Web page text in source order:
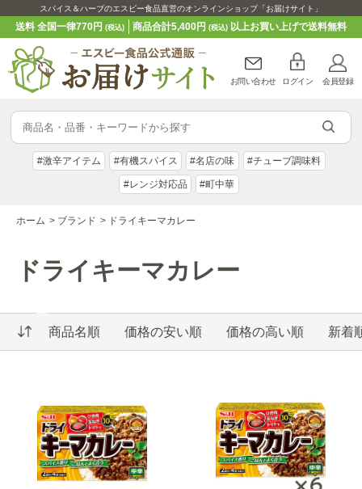
スパイス＆ハーブのエスビー食品直営のオンラインショップ「お届けサイト」
送料 全国一律770円(税込) 商品合計5,400円 (税込)以上お買い上げで送料無料
お問い合わせ ログイン 会員登録
#激辛アイテム #有機スパイス #名店の味 #チューブ調味料
#レンジ対応品 #町中華
ホーム > ブランド > ドライキーマカレー
ドライキーマカレー
商品名順 価格の安い順 価格の高い順 新着